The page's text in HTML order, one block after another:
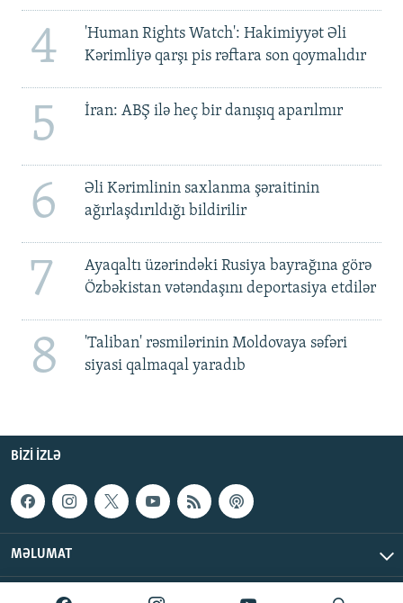
4
'Human Rights Watch': Hakimiyyət Əli
Kərimliyə qarşı pis rəftara son qoymalıdır
5 İran: ABŞ ilə heç bir danışıq aparılmır
6
Əli Kərimlinin saxlanma şəraitinin
ağırlaşdırıldığı bildirilir
7
Ayaqaltı üzərindəki Rusiya bayrağına görə
Özbəkistan vətəndaşını deportasiya etdilər
8
'Taliban' rəsmilərinin Moldovaya səfəri
siyasi qalmaqal yaradıb
BIZI IZLƏ
MƏLUMAT